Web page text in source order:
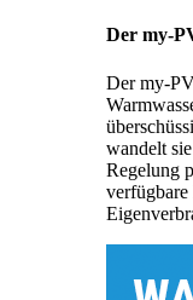
Der my-
Der my-
wandelt
Regelung